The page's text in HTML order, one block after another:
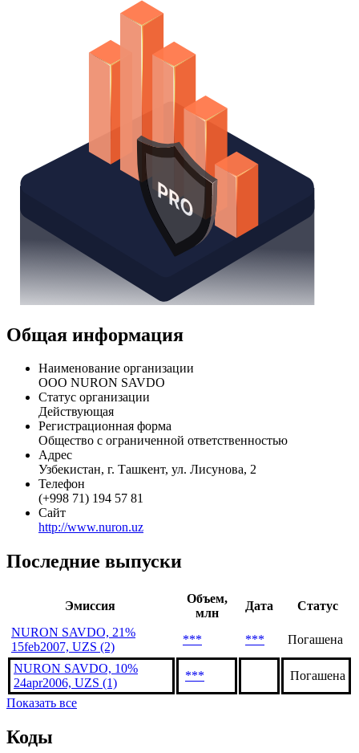
Общая информация
Наименование организации
ООО NURON SAVDO
Статус организации
Действующая
Регистрационная форма
Общество с ограниченной ответственностью
Адрес
Узбекистан, г. Ташкент, ул. Лисунова, 2
Телефон
(+998 71) 194 57 81
Сайт
http://www.nuron.uz
Последние выпуски
Эмиссия
Объем,
млн
Дата
Статус
NURON SAVDO, 21%
15feb2007, UZS (2)
*** *** Погашена
NURON SAVDO, 10%
24apr2006, UZS (1)
***
Погашена
Показать все
Коды